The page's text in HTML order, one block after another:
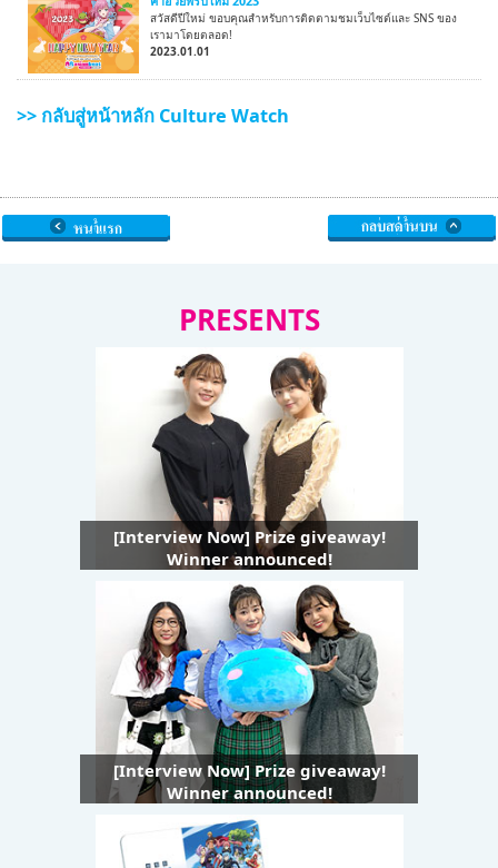
สวัสดีปีใหม่ ขอบคุณสำหรับการติดตามชมเว็บไซต์และ SNS ของ
เรามาโดยตลอด!
2023.01.01
>> กลับสู่หน้าหลัก Culture Watch
PRESENTS
[Interview Now] Prize giveaway!
Winner announced!
[Interview Now] Prize giveaway!
Winner announced!